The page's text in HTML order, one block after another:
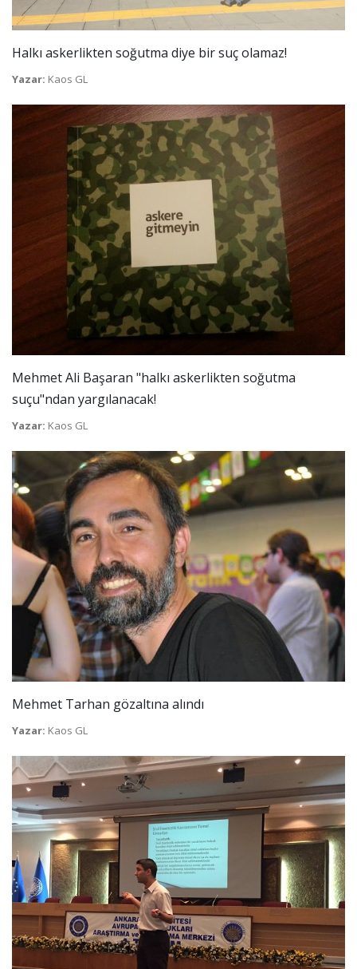
Halkı askerlikten soğutma diye bir suç olamaz!
Yazar: Kaos GL
Mehmet Ali Başaran "halkı askerlikten soğutma
suçu"ndan yargılanacak!
Yazar: Kaos GL
Mehmet Tarhan gözaltına alındı
Yazar: Kaos GL